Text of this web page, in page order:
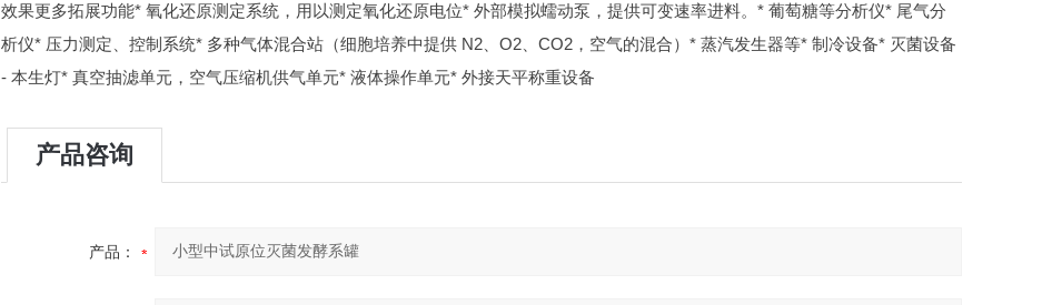
效果更多拓展功能* 氧化还原测定系统，用以测定氧化还原电位* 外部模拟蠕动泵，提供可变速率进料。 * 葡萄糖等分析仪* 尾气分
析仪* 压力测定、控制系统* 多种气体混合站（细胞培养中提供 N2、O2、CO2，空气的混合） * 蒸汽发生器等* 制冷设备* 灭菌设备
- 本生灯* 真空抽滤单元，空气压缩机供气单元* 液体操作单元* 外接天平称重设备
产品咨询
产品：